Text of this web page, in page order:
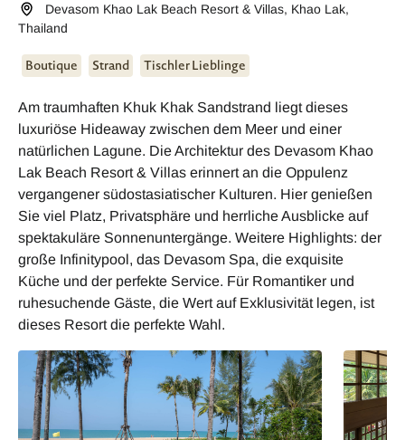
Devasom Khao Lak Beach Resort & Villas, Khao Lak,
Thailand
Boutique Strand Tischler Lieblinge
Am traumhaften Khuk Khak Sandstrand liegt dieses
luxuriöse Hideaway zwischen dem Meer und einer
natürlichen Lagune. Die Architektur des Devasom Khao
Lak Beach Resort & Villas erinnert an die Oppulenz
vergangener südostasiatischer Kulturen. Hier genießen
Sie viel Platz, Privatsphäre und herrliche Ausblicke auf
spektakuläre Sonnenuntergänge. Weitere Highlights: der
große Infinitypool, das Devasom Spa, die exquisite
Küche und der perfekte Service. Für Romantiker und
ruhesuchende Gäste, die Wert auf Exklusivität legen, ist
dieses Resort die perfekte Wahl.